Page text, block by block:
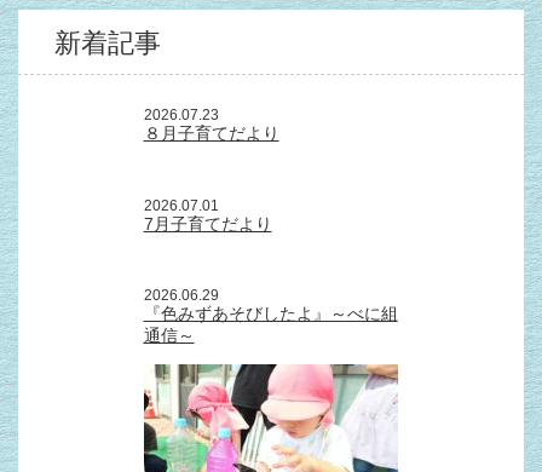
新着記事
2026.07.23
８月子育てだより
2026.07.01
7月子育てだより
2026.06.29
『色みずあそびしたよ』～べに組
通信～